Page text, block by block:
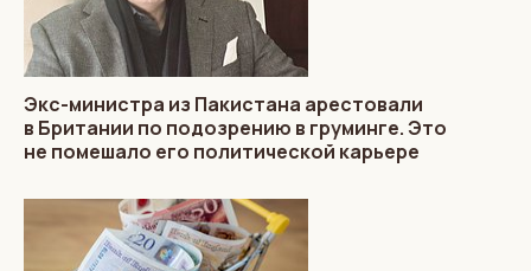
Экс-министра из Пакистана арестовали
в Британии по подозрению в груминге. Это
не помешало его политической карьере